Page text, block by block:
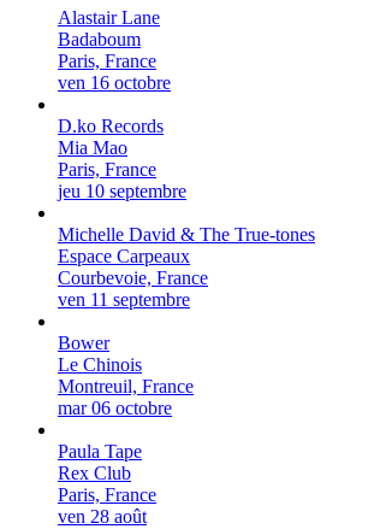
Alastair Lane
Badaboum
Paris, France
ven 16 octobre
D.ko Records
Mia Mao
Paris, France
jeu 10 septembre
Michelle David & The True-tones
Espace Carpeaux
Courbevoie, France
ven 11 septembre
Bower
Le Chinois
Montreuil, France
mar 06 octobre
Paula Tape
Rex Club
Paris, France
ven 28 août